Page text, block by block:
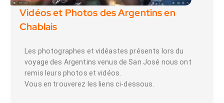
Vidéos et Photos des Argentins en
Chablais
Les photographes et vidéastes présents lors du
voyage des Argentins venus de San José nous ont
remis leurs photos et vidéos.
Vous en trouverez les liens ci-dessous.